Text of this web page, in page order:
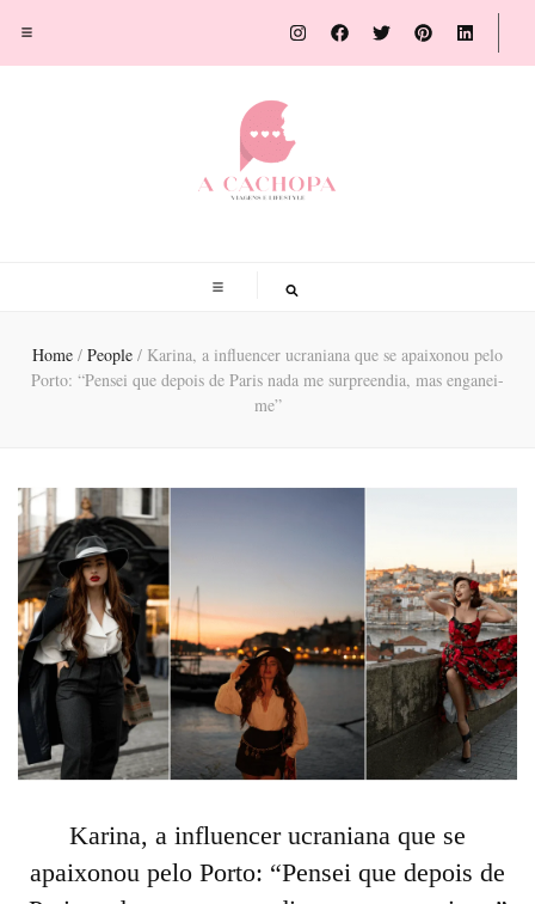
Home / People / Karina, a influencer ucraniana que se apaixonou pelo
Porto: “Pensei que depois de Paris nada me surpreendia, mas enganei-
me”
Karina, a influencer ucraniana que se
apaixonou pelo Porto: “Pensei que depois de